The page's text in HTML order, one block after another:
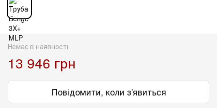
Немає в наявності
13 946 грн
Повідомити, коли з'явиться